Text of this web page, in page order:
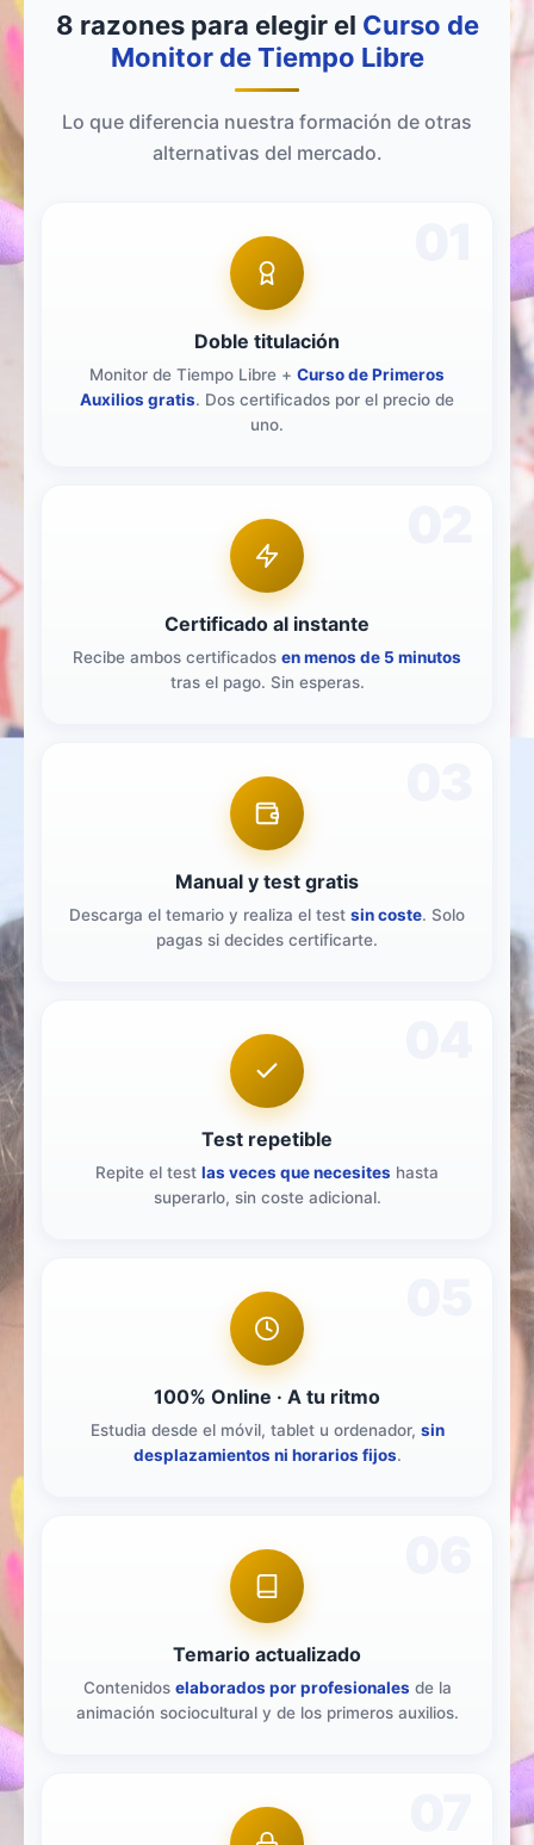
8 razones para elegir el Curso de
Monitor de Tiempo Libre
Lo que diferencia nuestra formación de otras
alternativas del mercado.
Doble titulación
Monitor de Tiempo Libre + Curso de Primeros
Auxilios gratis. Dos certificados por el precio de
uno.
Certificado al instante
Recibe ambos certificados en menos de 5 minutos
tras el pago. Sin esperas.
Manual y test gratis
Descarga el temario y realiza el test sin coste. Solo
pagas si decides certificarte.
Test repetible
Repite el test las veces que necesites hasta
superarlo, sin coste adicional.
100% Online · A tu ritmo
Estudia desde el móvil, tablet u ordenador, sin
desplazamientos ni horarios fijos.
Temario actualizado
Contenidos elaborados por profesionales de la
animación sociocultural y de los primeros auxilios.